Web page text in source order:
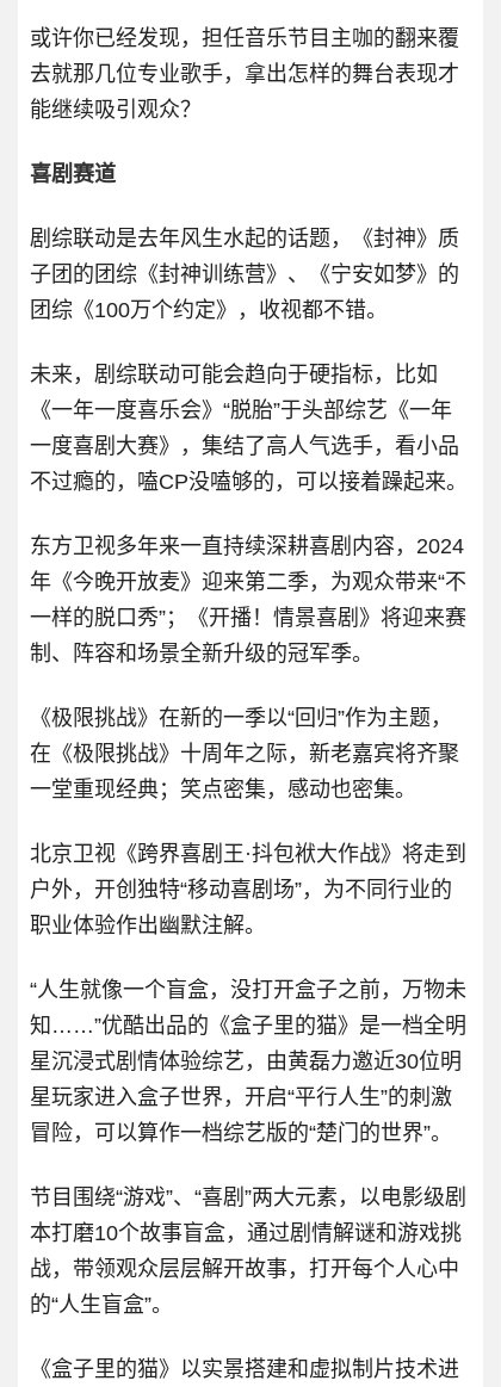
或许你已经发现，担任音乐节目主咖的翻来覆
去就那几位专业歌手，拿出怎样的舞台表现才
能继续吸引观众？
喜剧赛道
剧综联动是去年风生水起的话题，《封神》质
子团的团综《封神训练营》、《宁安如梦》的
团综《100万个约定》，收视都不错。
未来，剧综联动可能会趋向于硬指标，比如
《一年一度喜乐会》“脱胎”于头部综艺《一年
一度喜剧大赛》，集结了高人气选手，看小品
不过瘾的，嗑CP没嗑够的，可以接着躁起来。
东方卫视多年来一直持续深耕喜剧内容，2024
年《今晚开放麦》迎来第二季，为观众带来“不
一样的脱口秀”；《开播！情景喜剧》将迎来赛
制、阵容和场景全新升级的冠军季。
《极限挑战》在新的一季以“回归”作为主题，
在《极限挑战》十周年之际，新老嘉宾将齐聚
一堂重现经典；笑点密集，感动也密集。
北京卫视《跨界喜剧王·抖包袱大作战》将走到
户外，开创独特“移动喜剧场”，为不同行业的
职业体验作出幽默注解。
“人生就像一个盲盒，没打开盒子之前，万物未
知……”优酷出品的《盒子里的猫》是一档全明
星沉浸式剧情体验综艺，由黄磊力邀近30位明
星玩家进入盒子世界，开启“平行人生”的刺激
冒险，可以算作一档综艺版的“楚门的世界”。
节目围绕“游戏”、“喜剧”两大元素，以电影级剧
本打磨10个故事盲盒，通过剧情解谜和游戏挑
战，带领观众层层解开故事，打开每个人心中
的“人生盲盒”。
《盒子里的猫》以实景搭建和虚拟制片技术进